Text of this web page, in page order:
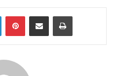
LinkedInPinterestShare via Email Print